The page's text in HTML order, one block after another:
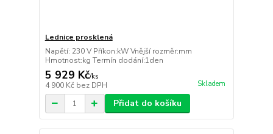
Lednice prosklená
Napětí: 230 V Příkon:kW Vnější rozměr:mm
Hmotnost:kg Termín dodání:1den
5 929 Kč/ks
4 900 Kč bez DPH Skladem
Přidat do košíku